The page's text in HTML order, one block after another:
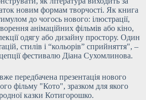
новим формам творчості. Як книга
до чогось нового: ілюстрації,
анімаційних фільмів або кіно,
одягу або дизайну простору. Один
стилів і “кольорів” сприйняття", –
фестивалю Діана Сухомлинова.
передбачена презентація нового
фільму "Кото", зразком для якого
казки Котигорошко.